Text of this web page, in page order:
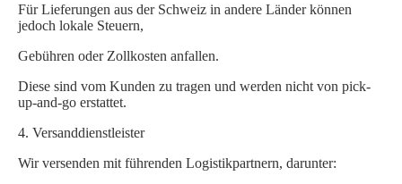
Für Lieferungen aus der Schweiz in andere Länder können
jedoch lokale Steuern,
Gebühren oder Zollkosten anfallen.
Diese sind vom Kunden zu tragen und werden nicht von pick-
up-and-go erstattet.
4. Versanddienstleister
Wir versenden mit führenden Logistikpartnern, darunter: